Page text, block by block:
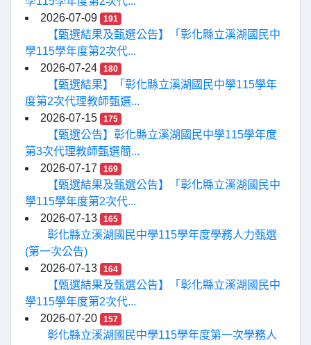
2026-07-09
191
【甄選結果及甄選公告】「彰化縣立溪湖國民中
學115學年度第2次代...
2026-07-24
180
【甄選結果】「彰化縣立溪湖國民中學115學年
度第2次代理教師甄選...
2026-07-15
175
【甄選公告】彰化縣立溪湖國民中學115學年度
第3次代理教師甄選簡...
2026-07-17
169
【甄選結果及甄選公告】「彰化縣立溪湖國民中
學115學年度第2次代...
2026-07-13
165
彰化縣立溪湖國民中學115學年度學務人力甄選
(第一次公告)
2026-07-13
164
【甄選結果及甄選公告】「彰化縣立溪湖國民中
學115學年度第2次代...
2026-07-20
157
彰化縣立溪湖國民中學115學年度第一次學務人